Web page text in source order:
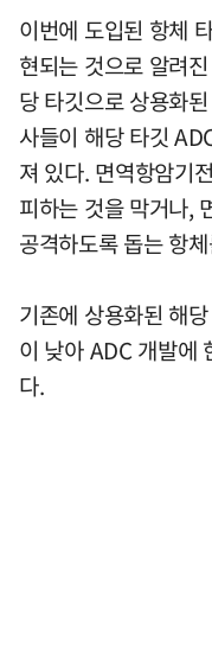
이번에 도입된 항체
현되는 것으로 알려
당 타깃으로 상용화
사들이 해당 타깃
져 있다. 면역항암기
피하는 것을 막거나,
공격하도록 돕는 항
기존에 상용화된 해
이 낮아 ADC 개발에
다.